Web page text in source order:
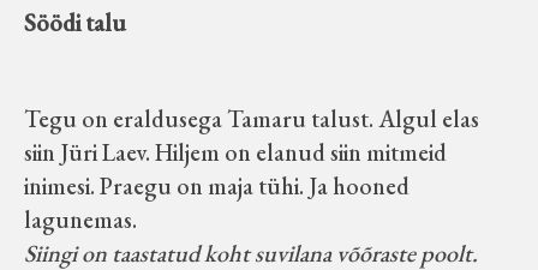
Söödi talu
Tegu on eraldusega Tamaru talust. Algul elas
siin Jüri Laev. Hiljem on elanud siin mitmeid
inimesi. Praegu on maja tühi. Ja hooned
lagunemas.
Siingi on taastatud koht suvilana võõraste poolt.